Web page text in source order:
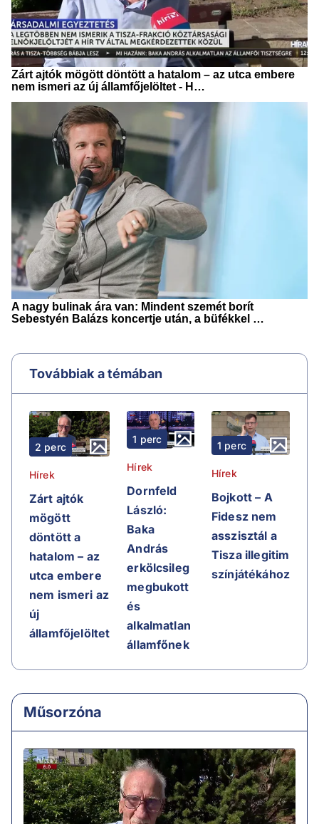
Továbbiak a témában
2 perc
Hírek
Zárt ajtók
mögött
döntött a
hatalom – az
utca embere
nem ismeri az
új
államfőjelöltet
1 perc
Hírek
Dornfeld
László:
Baka
András
erkölcsileg
megbukott
és
alkalmatlan
államfőnek
1 perc
Hírek
Bojkott – A
Fidesz nem
asszisztál a
Tisza illegitim
színjátékához
Műsorzóna